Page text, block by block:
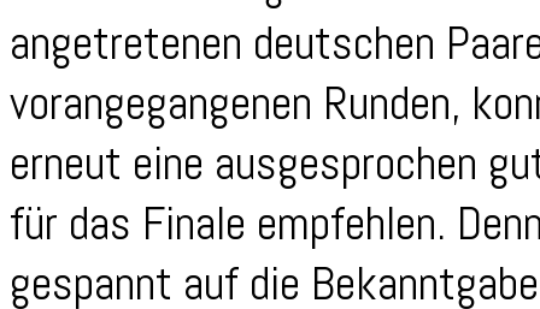
angetretenen deutschen
vorangegangenen Runden,
erneut eine ausgesprochen
für das Finale empfehlen.
gespannt auf die